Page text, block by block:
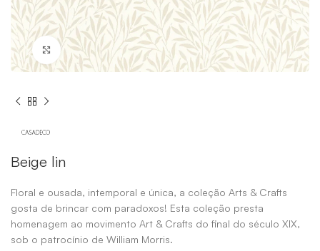
Click to enlarge
Beige lin
Floral e ousada, intemporal e única, a coleção Arts & Crafts
gosta de brincar com paradoxos! Esta coleção presta
homenagem ao movimento Art & Crafts do final do século XIX,
sob o patrocínio de William Morris.